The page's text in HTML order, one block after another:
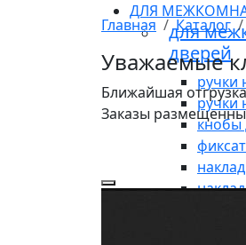
ДЛЯ
для
дверей
ручки
ручки
кнобы
Главная Каталог
Уважаемые
Ближайшая
Заказы